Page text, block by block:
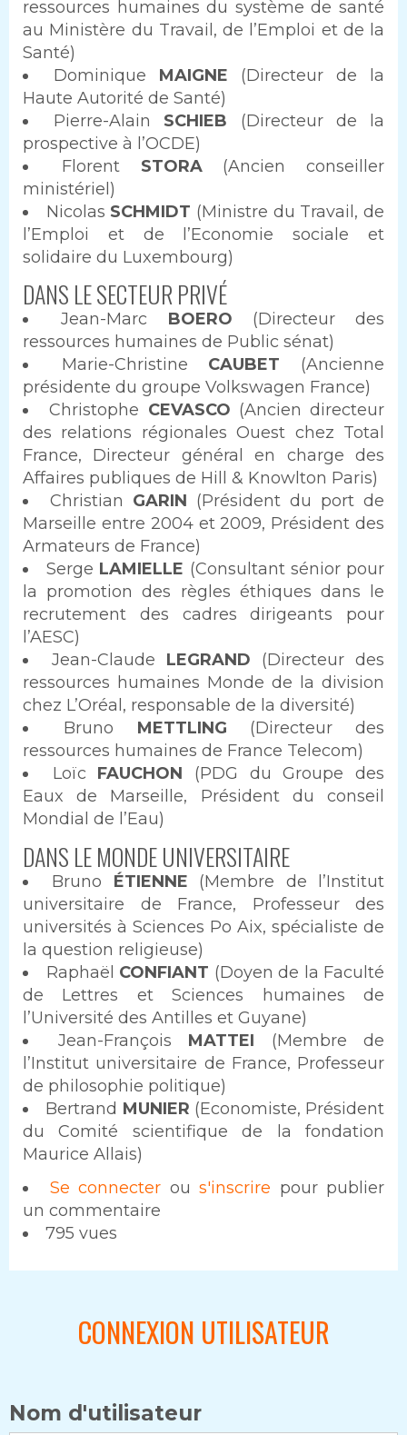
ressources humaines du système de santé
au Ministère du Travail, de l’Emploi et de la
Santé)
Dominique MAIGNE (Directeur de la
Haute Autorité de Santé)
Pierre-Alain SCHIEB (Directeur de la
prospective à l’OCDE)
Florent STORA(Ancien conseiller
ministériel)
Nicolas SCHMIDT (Ministre du Travail, de
l’Emploi et de l’Economie sociale et
solidaire du Luxembourg)
DANS LE SECTEUR PRIVÉ
Jean-Marc BOERO (Directeur des
ressources humaines de Public sénat)
Marie-Christine CAUBET (Ancienne
présidente du groupe Volkswagen France)
Christophe CEVASCO (Ancien directeur
des relations régionales Ouest chez Total
France, Directeur général en charge des
Affaires publiques de Hill & Knowlton Paris)
Christian GARIN (Président du port de
Marseille entre 2004 et 2009, Président des
Armateurs de France)
Serge LAMIELLE (Consultant sénior pour
la promotion des règles éthiques dans le
recrutement des cadres dirigeants pour
l’AESC)
Jean-Claude LEGRAND (Directeur des
ressources humaines Monde de la division
chez L’Oréal, responsable de la diversité)
Bruno METTLING (Directeur des
ressources humaines de France Telecom)
Loïc FAUCHON (PDG du Groupe des
Eaux de Marseille, Président du conseil
Mondial de l’Eau)
DANS LE MONDE UNIVERSITAIRE
Bruno ÉTIENNE (Membre de l’Institut
universitaire de France, Professeur des
universités à Sciences Po Aix, spécialiste de
la question religieuse)
Raphaël CONFIANT (Doyen de la Faculté
de Lettres et Sciences humaines de
l’Université des Antilles et Guyane)
Jean-François MATTEI (Membre de
l’Institut universitaire de France, Professeur
de philosophie politique)
Bertrand MUNIER (Economiste, Président
du Comité scientifique de la fondation
Maurice Allais)
Se connecter ou s'inscrire pour publier
un commentaire
795 vues
CONNEXION UTILISATEUR
Nom d'utilisateur